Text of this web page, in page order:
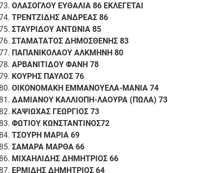
ΟΛΑΣΟΓΛΟΥ ΕΥΘΑΛΙΑ 86 ΕΚΛΕΓΕΤΑΙ
ΤΡΕΝΤΖΙΔΗΣ ΑΝΔΡΕΑΣ 86
ΣΤΑΥΡΙΔΟΥ ΑΝΤΩΝΙΑ 85
ΣΤΑΜΑΤΑΤΟΣ ΔΗΜΟΣΘΕΝΗΣ 83
ΠΑΠΑΝΙΚΟΛΑΟΥ ΑΛΚΜΗΝΗ 80
ΑΡΒΑΝΙΤΙΔΟΥ ΦΑΝΗ 78
ΚΟΥΡΗΣ ΠΑΥΛΟΣ 76
ΟΙΚΟΝΟΜΑΚΗ ΕΜΜΑΝΟΥΕΛΑ-ΜΑΝΙΑ 74
ΔΑΜΙΑΝΟΥ ΚΑΛΛΙΟΠΗ-ΛΑΟΥΡΑ (ΠΩΛΑ) 73
ΚΑΨΙΩΧΑΣ ΓΕΩΡΓΙΟΣ 73
ΦΩΤΙΟΥ ΚΩΝΣΤΑΝΤΙΝΟΣ72
ΤΣΟΥΡΗ ΜΑΡΙΑ 69
ΣΑΜΑΡΑ ΜΑΡΘΑ 66
ΜΙΧΑΗΛΙΔΗΣ ΔΗΜΗΤΡΙΟΣ 66
ΕΡΜΙΔΗΣ ΔΗΜΗΤΡΙΟΣ 64